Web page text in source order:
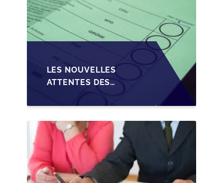
LES NOUVELLES
ATTENTES DES
TRANSMISSION DES
PME BELGES